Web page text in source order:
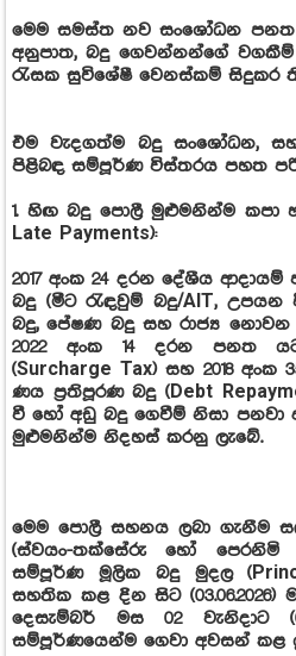
මෙම සමස්ත නව සංශෝධන පනත
අනුපාත, බදු ගෙවන්නන්ගේ
රැසක සුවිශේෂී වෙනස්කම් සිදුකර
එම වැදගත්ම බදු සංශෝධන,
පිළිබඳ සම්පූර්ණ විස්තරය පහත
1. හිඟ බදු පොලී මුළුමනින්ම කපා
Late Payments):
2017 අංක 24 දරන දේශීය
බදු (මීට රැඳවුම් බදු/AIT, උපයන
බදු, පේෂණ බදු සහ රාජ්‍ය
2022 අංක 14 දරන පනත
(Surcharge Tax) සහ 2018
ණය ප්‍රතිපූරණ බදු (Debt
වී හෝ අඩු බදු ගෙවීම් නිසා
මුළුමනින්ම නිදහස් කරනු ලැබේ.
මෙම පොලී සහනය ලබා ගැනීම
(ස්වයං-තක්සේරු හෝ
සම්පූර්ණ මූලික බදු මුදල
සහතික කළ දින සිට (03.06.2026)
දෙසැම්බර් මස 02 වැනිදාට
සම්පූර්ණයෙන්ම ගෙවා අවසන් කළ